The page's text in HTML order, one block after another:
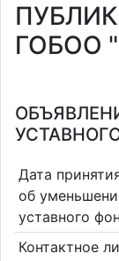
ГОБОО
Дата
об
уставного
Контактное